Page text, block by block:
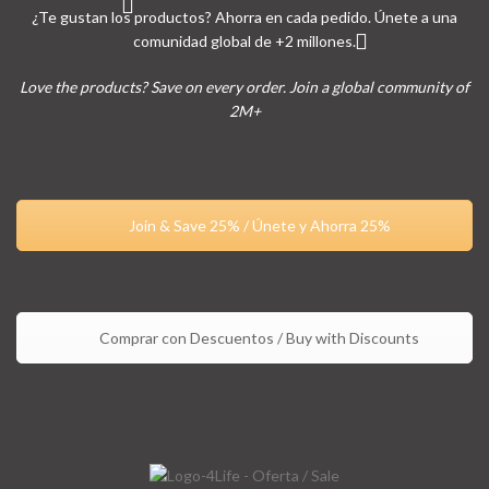
¿Te gustan los productos? Ahorra en cada pedido. Únete a una
comunidad global de +2 millones.
Love the products? Save on every order. Join a global community of
2M+
Join & Save 25% / Únete y Ahorra 25%
Comprar con Descuentos / Buy with Discounts